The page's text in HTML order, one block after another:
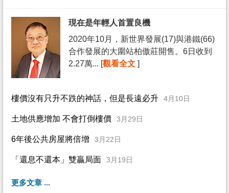
現在是年輕人首置良機
2020年10月，新世界發展(17)與港鐵(66)
合作發展的大圍站柏傲莊開售。6日收到
2.27萬... [觀看全文 ]
樓價沒有只升不跌的神話，但是長遠必升 4月10日
土地供應增加 不會打倒樓價 3月29日
6年後公共房屋將倍增 3月22日
「還息不還本」雙贏局面 3月19日
更多文章 ...